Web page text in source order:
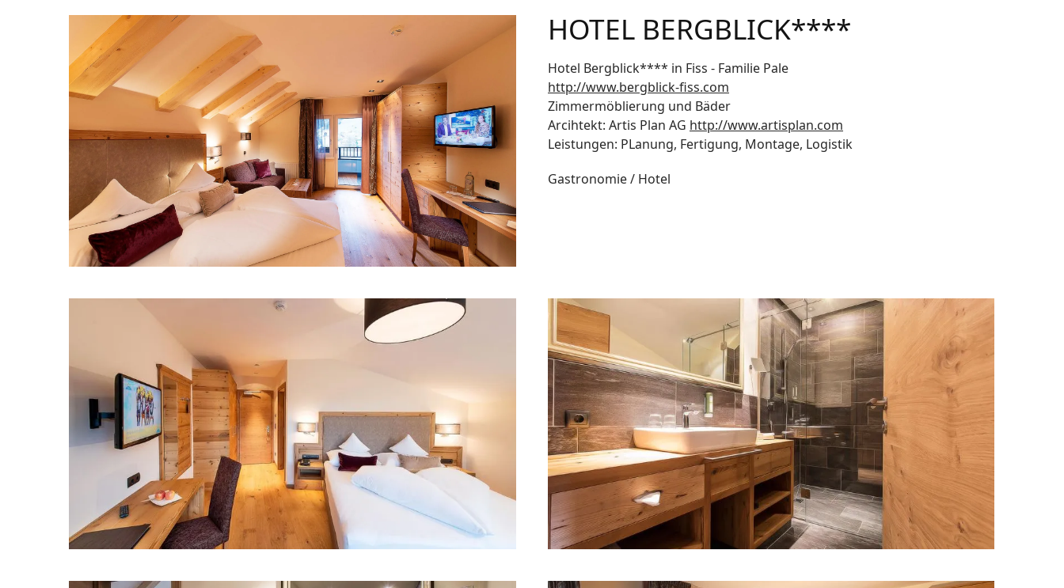
HOTEL BERGBLICK****
Hotel Bergblick**** in Fiss - Familie Pale
http://www.bergblick-fiss.com
Zimmermöblierung und Bäder
Arcihtekt: Artis Plan AG http://www.artisplan.com
Leistungen: PLanung, Fertigung, Montage, Logistik
Gastronomie / Hotel